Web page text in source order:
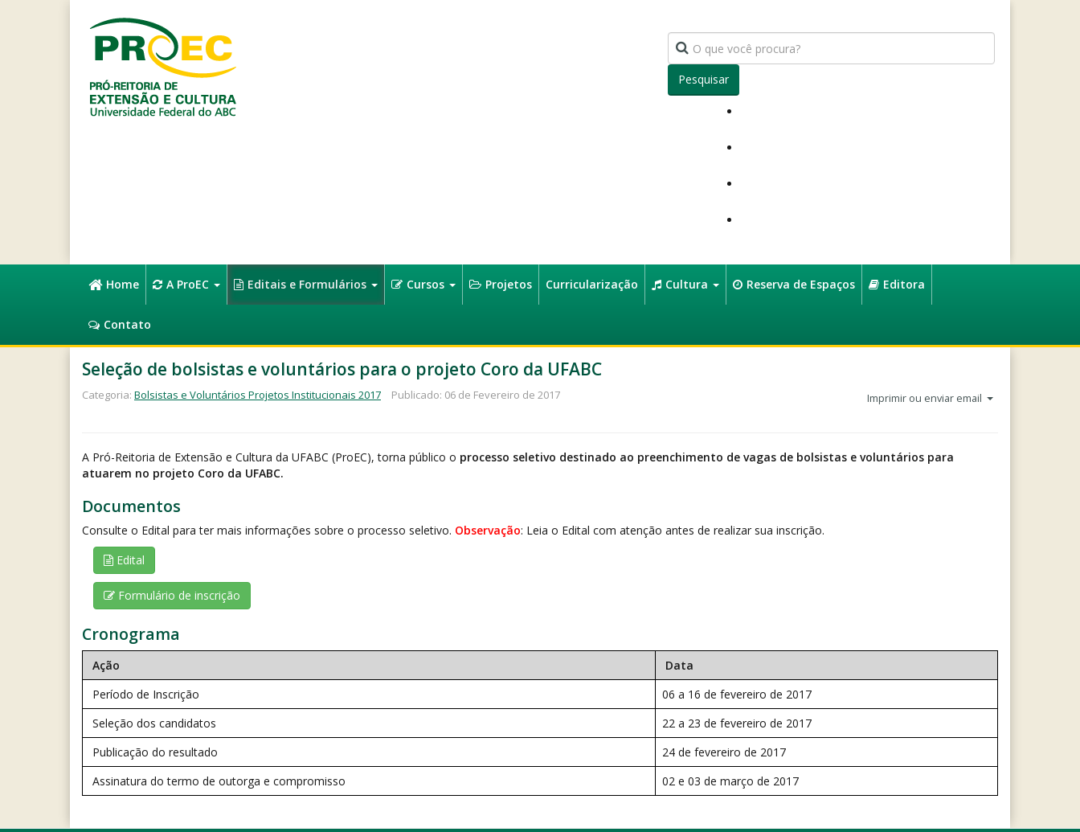
Pesquisar
Home A ProEC Editais e Formulários Cursos Projetos Curricularização Cultura Reserva de Espaços Editora
Contato
Seleção de bolsistas e voluntários para o projeto Coro da UFABC
Imprimir ou enviar email
Categoria: Bolsistas e Voluntários Projetos Institucionais 2017 Publicado: 06 de Fevereiro de 2017
A Pró-Reitoria de Extensão e Cultura da UFABC (ProEC), torna público o processo seletivo destinado ao preenchimento de vagas de bolsistas e voluntários para
atuarem no projeto Coro da UFABC.
Documentos
Consulte o Edital para ter mais informações sobre o processo seletivo. Observação: Leia o Edital com atenção antes de realizar sua inscrição.
Edital
Formulário de inscrição
Cronograma
Ação
Data
Período de Inscrição
06 a 16 de fevereiro de 2017
Seleção dos candidatos
22 a 23 de fevereiro de 2017
Publicação do resultado
24 de fevereiro de 2017
Assinatura do termo de outorga e compromisso
02 e 03 de março de 2017